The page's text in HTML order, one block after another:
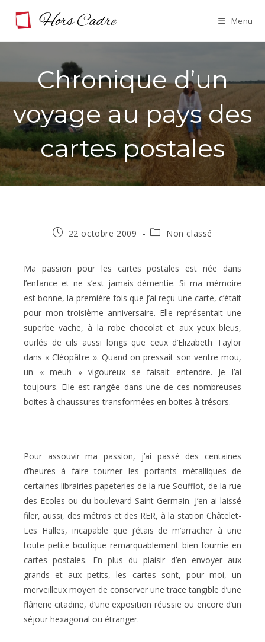
Menu
Chronique d’un
voyage au pays des
cartes postales
Publication
22 octobre 2009
PostNon classé
Ma passion pour les cartes postales est née dans
l’enfance et ne s’est jamais démentie. Si ma mémoire
est bonne, la première fois que j’ai reçu une carte, c’était
pour mon troisième anniversaire. Elle représentait une
superbe vache, à la robe chocolat et aux yeux bleus,
ourlés de cils aussi longs que ceux d’Elizabeth Taylor
dans « Cléopâtre ». Quand on pressait son ventre mou,
un « meuh » vigoureux se faisait entendre. Je l’ai
toujours. Elle est rangée dans une de ces nombreuses
boites à chaussures transformées en boites à trésors.
Pour assouvir ma passion, j’ai passé des centaines
d’heures à faire tourner les portants métalliques de
certaines librairies papeteries de la rue Soufflot, de la rue
des Ecoles ou du boulevard Saint Germain. J’en ai laissé
filer, aussi, des métros et des RER, à la station Châtelet-
Les Halles, incapable que j’étais de m’arracher à une
toute petite boutique remarquablement bien fournie en
cartes postales. En plus du plaisir d’en envoyer aux
grands et aux petits, les cartes sont, pour moi, un
merveilleux moyen de conserver une trace tangible d’une
flânerie citadine, d’une exposition réussie ou encore d’un
séjour hexagonal ou étranger.